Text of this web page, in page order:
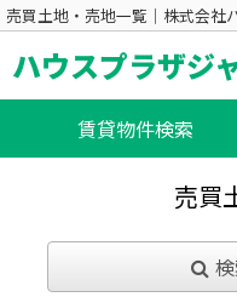
売買土地・売地一覧｜株式会社
ハウスプラザジ
賃貸物件検索
売買